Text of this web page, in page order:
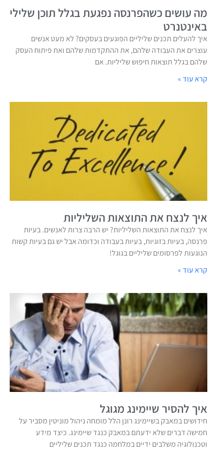
מה עושים כשהפרנסה נפגעת בגלל תוכן שלילי
באינטנרט
איך להעלים תכנים שליליים הפוגעים בעסקים? לא מעט אנשים
עוצרים את העבודה שלהם, את ההתקדמות שלהם ואת פיתוח העסק
שלהם בגלל תוצאות חיפוש שליליות. אם
קרא עוד »
איך לנצח את התוצאות השליליות
איך לנצח את התוצאות השליליות? יש הרבה צרות לאנשים. בעיות
פרנסה, בעיות בזוגיות, בעיות בעבודה וכדומה אבל יש גם בעיות קשות
הנוגעות לפרסומים שליליים בגוגל!
קרא עוד »
איך להסיר שיימינג מגוגל
חידושים במאבק בשיימינג רונן הלל מומחה ניהול מוניטין מסביר על
חמישה דברים שלא ידעתם במאבק כנגד שיימינג. כיצד מידע
וטכנולוגיה משלבים ידיים במלחמה כנגד תכנים שליליים